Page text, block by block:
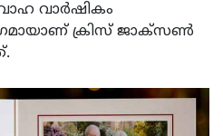
വാർഷികം
ക്രിസ് ജാക്സൺ